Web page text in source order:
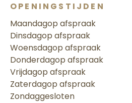
OPENINGSTIJDEN
Maandagop afspraak
Dinsdagop afspraak
Woensdagop afspraak
Donderdagop afspraak
Vrijdagop afspraak
Zaterdagop afspraak
Zondaggesloten